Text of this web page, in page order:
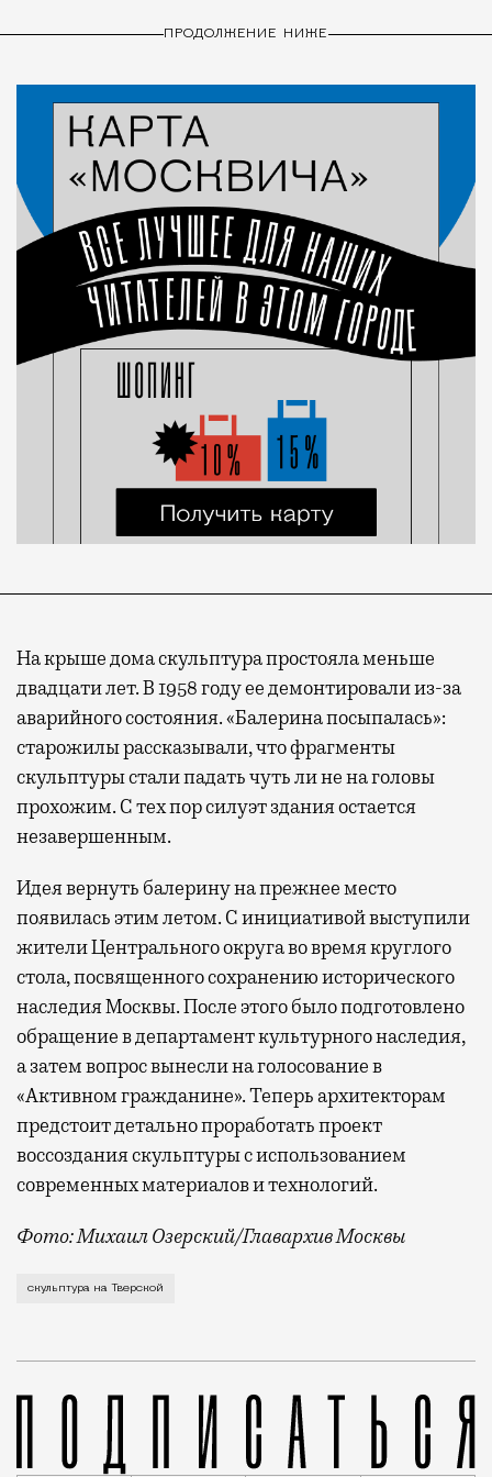
ПРОДОЛЖЕНИЕ НИЖЕ
На крыше дома скульптура простояла меньше
двадцати лет. В 1958 году ее демонтировали из-за
аварийного состояния. «Балерина посыпалась»:
старожилы рассказывали, что фрагменты
скульптуры стали падать чуть ли не на головы
прохожим. С тех пор силуэт здания остается
незавершенным.
Идея вернуть балерину на прежнее место
появилась этим летом. С инициативой выступили
жители Центрального округа во время круглого
стола, посвященного сохранению исторического
наследия Москвы. После этого было подготовлено
обращение в департамент культурного наследия,
а затем вопрос вынесли на голосование в
«Активном гражданине». Теперь архитекторам
предстоит детально проработать проект
воссоздания скульптуры с использованием
современных материалов и технологий.
Фото: Михаил Озерский/Главархив Москвы
В голосовании на портале «Активный гражданин»
скульптура на Тверской